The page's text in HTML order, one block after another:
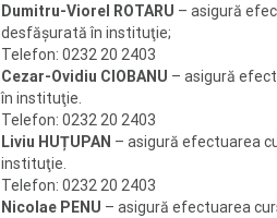
Dumitru-Viorel ROTARU – asigură
desfăşurată în instituţie;
Telefon: 0232 20 2403
Cezar-Ovidiu CIOBANU – asigură
în instituţie.
Telefon: 0232 20 2403
Liviu HUȚUPAN – asigură efectuarea
instituţie.
Telefon: 0232 20 2403
Nicolae PENU – asigură efectuarea